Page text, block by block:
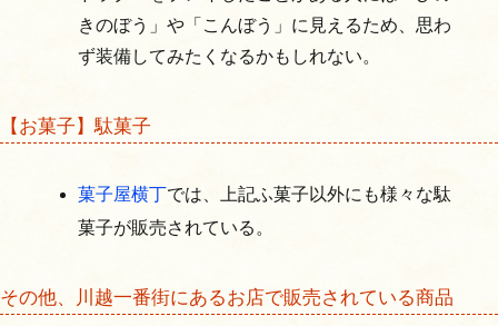
きのぼう」や「こんぼう」に見えるため、思わ
ず装備してみたくなるかもしれない。
【お菓子】駄菓子
菓子屋横丁では、上記ふ菓子以外にも様々な駄
菓子が販売されている。
その他、川越一番街にあるお店で販売されている商品